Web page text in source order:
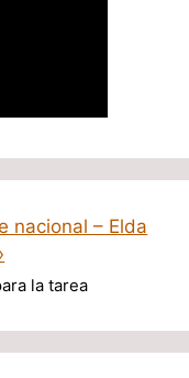
nacional – Elda
la tarea